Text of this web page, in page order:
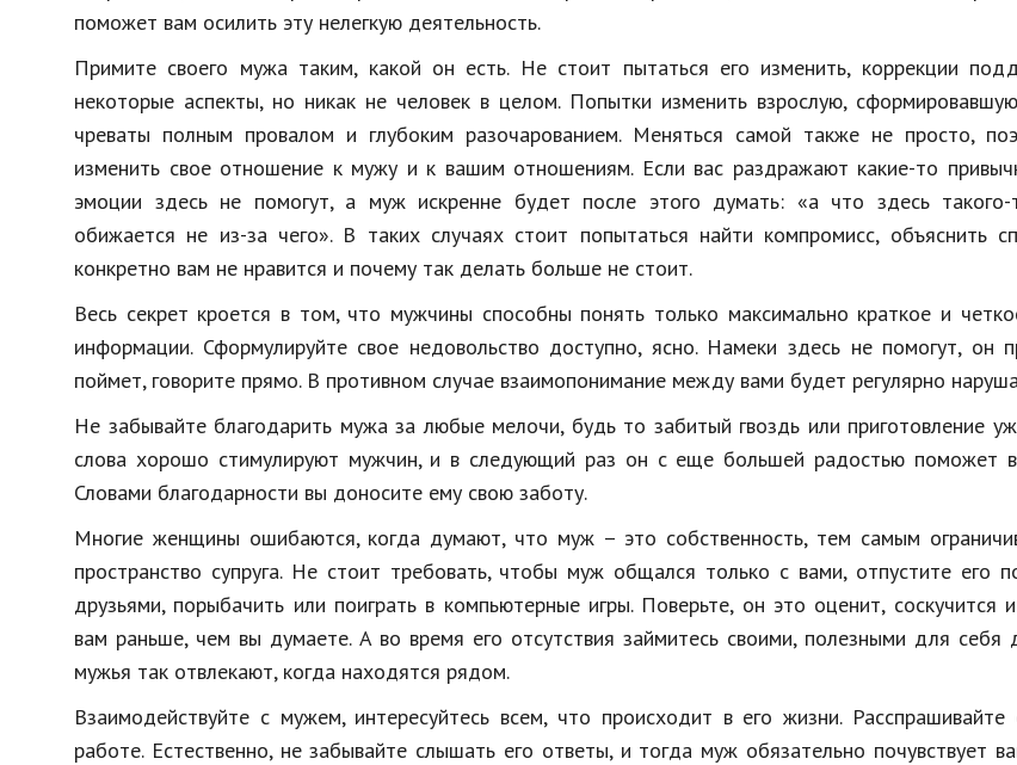
поможет вам осилить эту нелегкую деятельность.
Примите своего мужа таким, какой он есть. Не стоит пытаться его изменить, коррекции
некоторые аспекты, но никак не человек в целом. Попытки изменить взрослую,
чреваты полным провалом и глубоким разочарованием. Меняться самой также не просто,
изменить свое отношение к мужу и к вашим отношениям. Если вас раздражают какие-то
эмоции здесь не помогут, а муж искренне будет после этого думать: «а что здесь такого-
обижается не из-за чего». В таких случаях стоит попытаться найти компромисс, объяснить
конкретно вам не нравится и почему так делать больше не стоит.
Весь секрет кроется в том, что мужчины способны понять только максимально краткое и
информации. Сформулируйте свое недовольство доступно, ясно. Намеки здесь не помогут, он
поймет, говорите прямо. В противном случае взаимопонимание между вами будет регулярно
Не забывайте благодарить мужа за любые мелочи, будь то забитый гвоздь или приготовление
слова хорошо стимулируют мужчин, и в следующий раз он с еще большей радостью поможет
Словами благодарности вы доносите ему свою заботу.
Многие женщины ошибаются, когда думают, что муж – это собственность, тем самым
пространство супруга. Не стоит требовать, чтобы муж общался только с вами, отпустите его
друзьями, порыбачить или поиграть в компьютерные игры. Поверьте, он это оценит, соскучится
вам раньше, чем вы думаете. А во время его отсутствия займитесь своими, полезными для себя
мужья так отвлекают, когда находятся рядом.
Взаимодействуйте с мужем, интересуйтесь всем, что происходит в его жизни.
работе. Естественно, не забывайте слышать его ответы, и тогда муж обязательно почувствует